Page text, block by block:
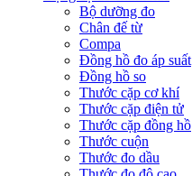
Bộ dưỡng đo
Chân đế từ
Compa
Đồng hồ đo áp suất
Đồng hồ so
Thước cặp cơ khí
Thước cặp điện tử
Thước cặp đồng hồ
Thước cuộn
Thước đo dầu